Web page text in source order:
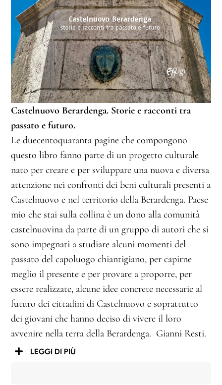
Castelnuovo Berardenga. Storie e racconti tra
passato e futuro.
Le duecentoquaranta pagine che compongono
questo libro fanno parte di un progetto culturale
nato per creare e per sviluppare una nuova e diversa
attenzione nei confronti dei beni culturali presenti a
Castelnuovo e nel territorio della Berardenga. Paese
mio che stai sulla collina è un dono alla comunità
castelnuovina da parte di un gruppo di autori che si
sono impegnati a studiare alcuni momenti del
passato del capoluogo chiantigiano, per capirne
meglio il presente e per provare a proporre, per
essere realizzate, alcune idee concrete necessarie al
futuro dei cittadini di Castelnuovo e soprattutto
dei giovani che hanno deciso di vivere il loro
avvenire nella terra della Berardenga. Gianni Resti.
LEGGI DI PIÙ